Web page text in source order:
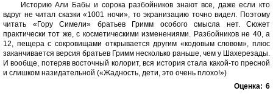
Историю Али Бабы и сорока разбойников знают все, даже если кто
вдруг не читал сказки «1001 ночи», то экранизацию точно видел. Поэтому
читать «Гору Симели» братьев Гримм особого смысла нет. Сюжет
практически тот же, с косметическими изменениями. Разбойников не 40, а
12, пещера с сокровищами открывается другим «кодовым словом», плюс
заканчивается версия братьев Гримм несколько раньше, чем у Шахерезады.
И вообще, потеряв восточный колорит, вся история стала какой-то пресной
и слишком назидательной («Жадность, дети, это очень плохо!»)
Оценка: 6